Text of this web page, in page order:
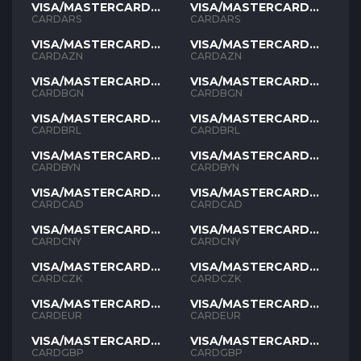
VISA/MASTERCARD
ARS
CARDARS
VISA/MASTERCARD
AZN
CARDAZN
VISA/MASTERCARD
BGN
CARDBGN
VISA/MASTERCARD
BRL
CARDBRL
VISA/MASTERCARD
BYN
CARDBYN
VISA/MASTERCARD
CAD
CARDCAD
VISA/MASTERCARD
CNY
CARDCNY
VISA/MASTERCARD
CZK
CARDCZK
VISA/MASTERCARD
EUR
CARDEUR
VISA/MASTERCARD
GBP
CARDGBP
VISA/MASTERCARD
ARS
CARDARS
VISA/MASTERCARD
AZN
CARDAZN
VISA/MASTERCARD
BGN
CARDBGN
VISA/MASTERCARD
BRL
CARDBRL
VISA/MASTERCARD
BYN
CARDBYN
VISA/MASTERCARD
CAD
CARDCAD
VISA/MASTERCARD
CNY
CARDCNY
VISA/MASTERCARD
CZK
CARDCZK
VISA/MASTERCARD
EUR
CARDEUR
VISA/MASTERCARD
GBP
CARDGBP